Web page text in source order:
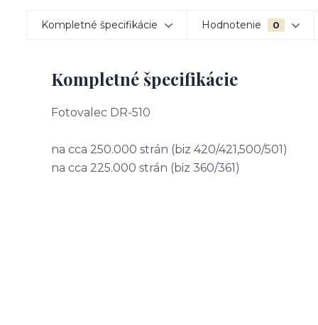
Kompletné špecifikácie Hodnotenie 0
Kompletné špecifikácie
Fotovalec DR-510
na cca 250.000 strán (biz 420/421,500/501)
na cca 225.000 strán (biz 360/361)